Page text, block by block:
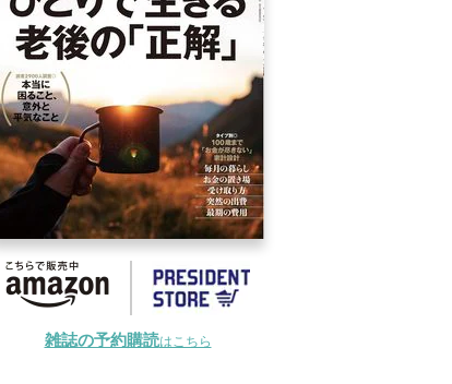
雑誌の予約購読はこちら